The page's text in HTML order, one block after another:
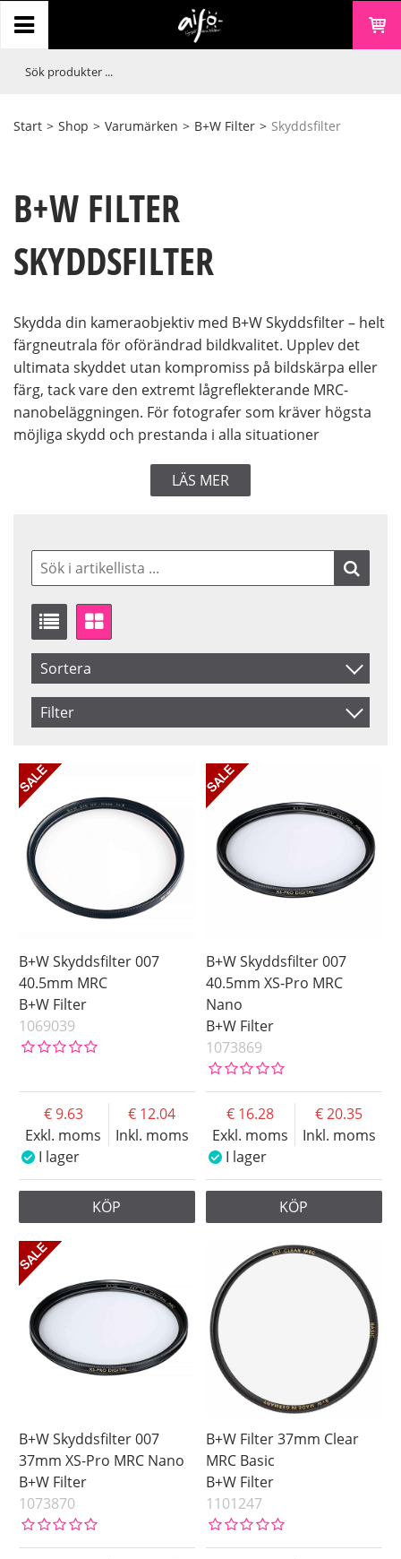
Start > Shop > Varumärken > B+W Filter > Skyddsfilter
B+W FILTER
SKYDDSFILTER
Skydda din kameraobjektiv med B+W Skyddsfilter – helt
färgneutrala för oförändrad bildkvalitet. Upplev det
ultimata skyddet utan kompromiss på bildskärpa eller
färg, tack vare den extremt lågreflekterande MRC-
nanobeläggningen. För fotografer som kräver högsta
möjliga skydd och prestanda i alla situationer
LÄS MER
Sortera
Artikelkod
Benämning
Storlek
Coating
Fattning
Filter
39 mm
40.5 mm
49 mm
55 mm
58 mm
60 mm
62 mm
72 mm
77 mm
82 mm
86 mm
95 mm
105 mm
I lager
Ej i lager
B+W Skyddsfilter 007
40.5mm MRC
B+W Filter
1069039
Exkl. moms
9.63
Inkl. moms
12.04
I lager
KÖP
B+W Skyddsfilter 007
40.5mm XS-Pro MRC
Nano
B+W Filter
1073869
Exkl. moms
16.28
Inkl. moms
20.35
I lager
KÖP
B+W Skyddsfilter 007
37mm XS-Pro MRC Nano
B+W Filter
1073870
B+W Filter 37mm Clear
MRC Basic
B+W Filter
1101247